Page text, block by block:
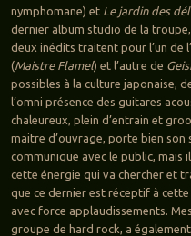
nymphomane) et Le jardin des
dernier album studio de la troupe,
deux inédits traitent pour l’un de
(Maistre Flamel) et l’autre de
possibles à la culture japonaise,
l’omni présence des guitares
chaleureux, plein d’entrain et
maitre d’ouvrage, porte bien son
communique avec le public, mais
cette énergie qui va chercher et
que ce dernier est réceptif à
avec force applaudissements.
groupe de hard rock, a